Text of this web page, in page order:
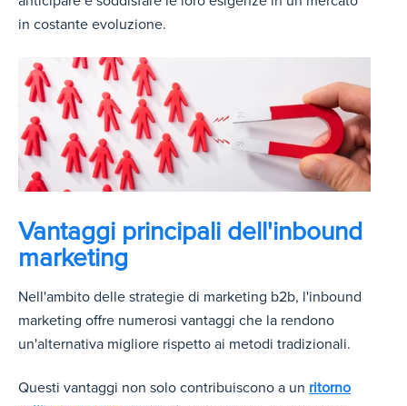
in costante evoluzione.
Vantaggi principali dell'inbound
marketing
Nell'ambito delle strategie di marketing b2b, l'inbound
marketing offre numerosi vantaggi che la rendono
un'alternativa migliore rispetto ai metodi tradizionali.
Questi vantaggi non solo contribuiscono a un ritorno